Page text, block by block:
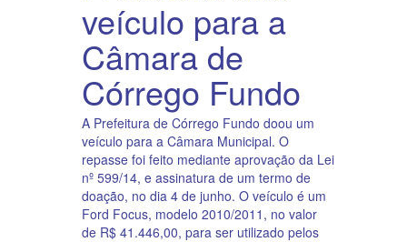
veículo para a
Câmara de
Córrego Fundo
A Prefeitura de Córrego Fundo doou um
veículo para a Câmara Municipal. O
repasse foi feito mediante aprovação da Lei
nº 599/14, e assinatura de um termo de
doação, no dia 4 de junho. O veículo é um
Ford Focus, modelo 2010/2011, no valor
de R$ 41.446,00, para ser utilizado pelos